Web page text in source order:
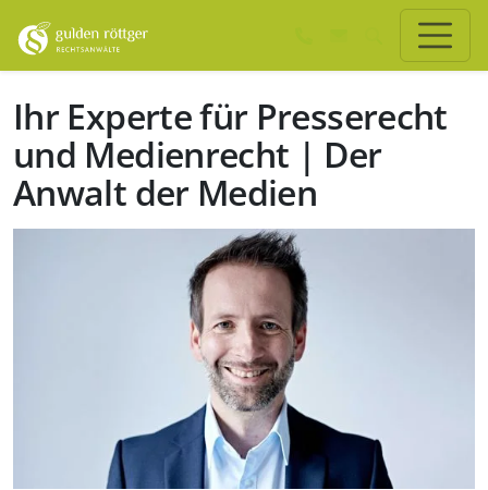
Ihr Experte für Presserecht
und Medienrecht | Der
Anwalt der Medien